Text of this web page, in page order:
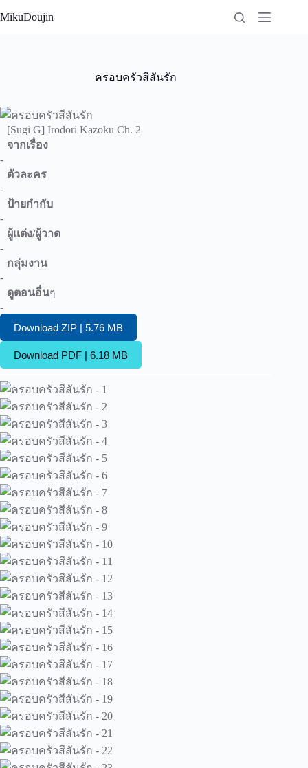
to
MikuDoujin
ครอบครัวสีสันรัก
[Sugi G] Irodori Kazoku Ch. 2
จากเรื่อง
-
ตัวละคร
-
ป้ายกำกับ
-
ผู้แต่ง/ผู้วาด
-
กลุ่มงาน
-
ดูตอนอื่นๆ
-
Download ZIP | 5.76 MB
Download PDF | 6.18 MB